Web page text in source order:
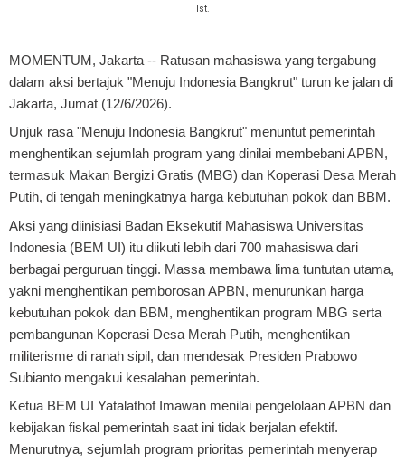
Ist.
MOMENTUM, Jakarta -- Ratusan mahasiswa yang tergabung
dalam aksi bertajuk "Menuju Indonesia Bangkrut" turun ke jalan di
Jakarta, Jumat (12/6/2026).
Unjuk rasa "Menuju Indonesia Bangkrut" menuntut pemerintah
menghentikan sejumlah program yang dinilai membebani APBN,
termasuk Makan Bergizi Gratis (MBG) dan Koperasi Desa Merah
Putih, di tengah meningkatnya harga kebutuhan pokok dan BBM.
Aksi yang diinisiasi Badan Eksekutif Mahasiswa Universitas
Indonesia (BEM UI) itu diikuti lebih dari 700 mahasiswa dari
berbagai perguruan tinggi. Massa membawa lima tuntutan utama,
yakni menghentikan pemborosan APBN, menurunkan harga
kebutuhan pokok dan BBM, menghentikan program MBG serta
pembangunan Koperasi Desa Merah Putih, menghentikan
militerisme di ranah sipil, dan mendesak Presiden Prabowo
Subianto mengakui kesalahan pemerintah.
Ketua BEM UI Yatalathof Imawan menilai pengelolaan APBN dan
kebijakan fiskal pemerintah saat ini tidak berjalan efektif.
Menurutnya, sejumlah program prioritas pemerintah menyerap